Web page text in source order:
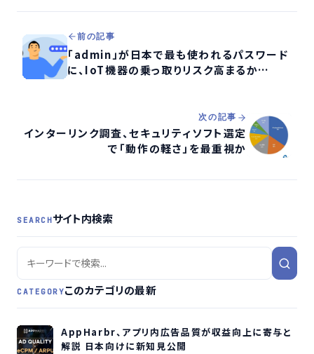
前の記事
「admin」が日本で最も使われるパスワード
に、IoT機器の乗っ取りリスク高まるか
次の記事
インターリンク調査、セキュリティソフト選定
で「動作の軽さ」を最重視か
SEARCHサイト内検索
CATEGORYこのカテゴリの最新
AppHarbr、アプリ内広告品質が収益向上に寄与と
解説 日本向けに新知見公開